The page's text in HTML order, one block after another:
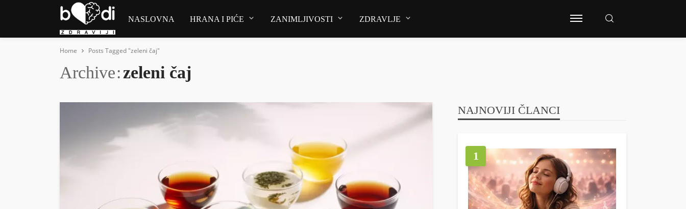
NASLOVNA HRANA I PIĆE ZANIMLJIVOSTI ZDRAVLJE
Home Posts Tagged "zeleni čaj"
Archive zeleni čaj
NAJNOVIJI ČLANCI
1